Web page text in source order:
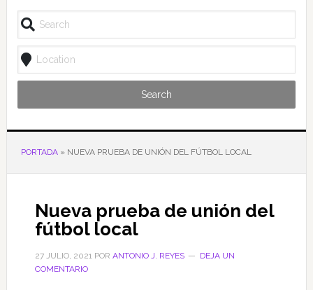
Search
PORTADA» NUEVA PRUEBA DE UNIÓN DEL FÚTBOL LOCAL
Nueva prueba de unión del
fútbol local
27 JULIO, 2021POR ANTONIO J. REYES
DEJA UN
COMENTARIO